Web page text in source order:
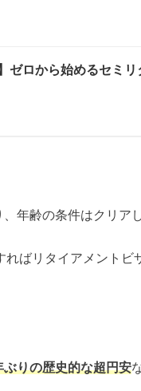
ゼロから始めるセミ
年齢の条件はクリア
ばリタイアメントビ
りの歴史的な超円安